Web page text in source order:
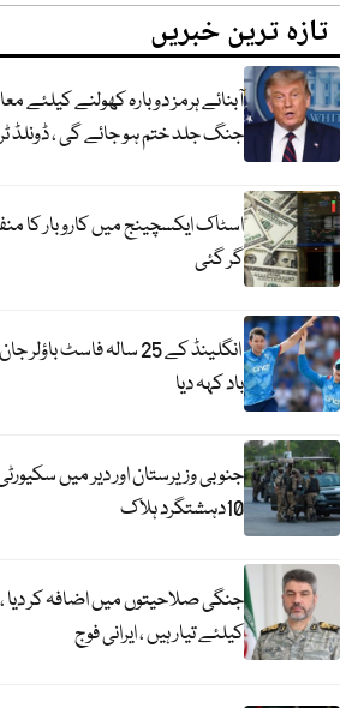
تازہ ترین خبریں
آبنائے ہرمز دوبارہ کھولنے کیلئے
جنگ جلد ختم ہو جائے گی ، ڈونلڈ
اسٹاک ایکسچینج میں کاروبار کا
گر گئی
انگلینڈ کے 25 سالہ فاسٹ
باد کہہ دیا
جنوبی وزیرستان اور دیر میں
10دہشتگرد ہلاک
جنگی صلاحیتوں میں اضافہ کر
کیلئے تیار ہیں ، ایرانی فوج